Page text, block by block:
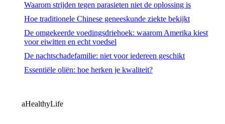
Waarom strijden tegen parasieten niet de oplossing is
Hoe traditionele Chinese geneeskunde ziekte bekijkt
De omgekeerde voedingsdriehoek: waarom Amerika kiest
voor eiwitten en echt voedsel
De nachtschadefamilie: niet voor iedereen geschikt
Essentiële oliën: hoe herken je kwaliteit?
aHealthyLife